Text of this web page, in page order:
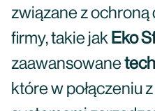
związane z
firmy, takie jak Eko
zaawansowane
które w połączeniu